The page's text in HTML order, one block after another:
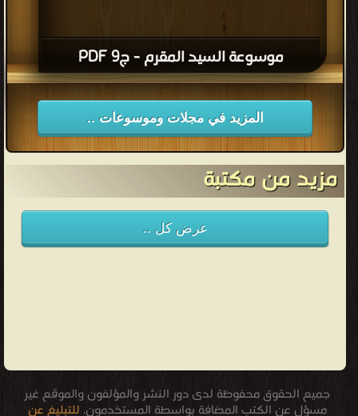
موسوعة السيد المقرم - ج9 PDF
المزيد في مجلات وموسوعات ..
مزيد من مكتبة
عرض كل ..
جميع الحقوق محفوظة لدى دور النشر والمؤلفون والموقع غير
مسؤل عن الكتب المضافة بواسطة المستخدمون. للتبليغ عن